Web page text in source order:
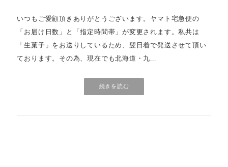
いつもご愛顧頂きありがとうございます。ヤマト宅急便の
「お届け日数」と「指定時間帯」が変更されます。私共は
「生菓子」をお送りしているため、翌日着で発送させて頂い
ております。その為、現在でも北海道・九...
続きを読む